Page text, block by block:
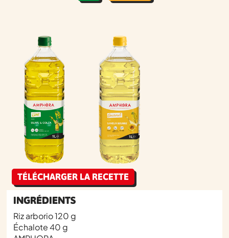
TÉLÉCHARGER LA RECETTE
INGRÉDIENTS
Riz arborio 120 g
Échalote 40 g